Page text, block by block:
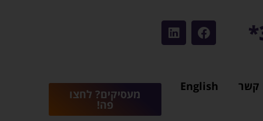
קשר
English
מעסיקים? לחצו
פה!